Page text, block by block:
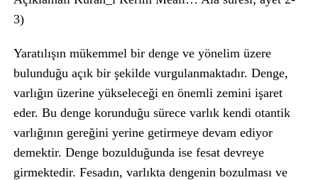
3)
Yaratılışın mükemmel bir denge ve yönelim üzere
bulunduğu açık bir şekilde vurgulanmaktadır. Denge,
varlığın üzerine yükseleceği en önemli zemini işaret
eder. Bu denge korunduğu sürece varlık kendi otantik
varlığının gereğini yerine getirmeye devam ediyor
demektir. Denge bozulduğunda ise fesat devreye
girmektedir. Fesadın, varlıkta dengenin bozulması ve